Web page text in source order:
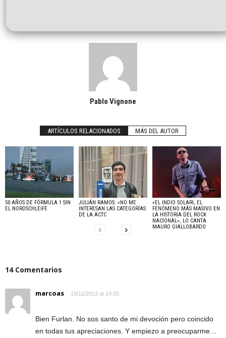
Pablo Vignone
ARTÍCULOS RELACIONADOS MÁS DEL AUTOR
50 AÑOS DE FÓRMULA 1 SIN
EL NORDSCHLEIFE
JULIÁN RAMOS: «NO ME
INTERESAN LAS CATEGORÍAS
DE LA ACTC
«EL INDIO SOLARI, EL
FENÓMENO MÁS MASIVO EN
LA HISTORIA DEL ROCK
NACIONAL», LO CANTA
MAURO GIALLOBARDO
14 Comentarios
marcoas 19/12/2013 at 14:05
Bien Furlan. No sos santo de mi devoción pero coincido
en todas tus apreciaciones. Y empiezo a preocuparme…